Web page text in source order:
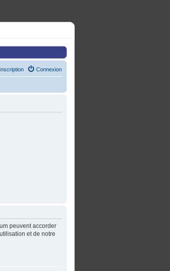
Connexion
Inscription
peuvent accorder
et de notre